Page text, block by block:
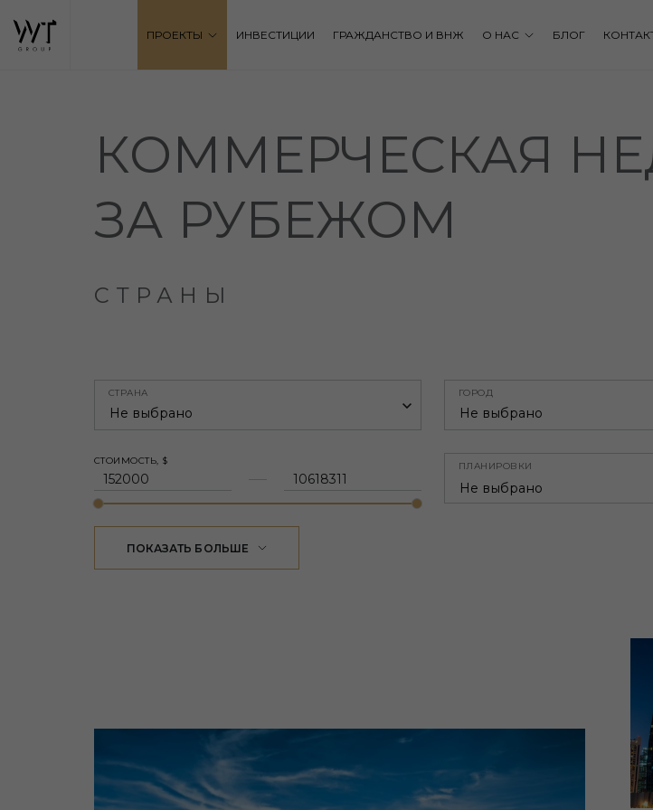
ПРОЕКТЫ ИНВЕСТИЦИИ ГРАЖДАНСТВО И ВНЖ О НАС БЛОГ
КОММЕРЧЕСКАЯ
ЗА РУБЕЖОМ
СТРАНЫ
СТРАНА
Не выбрано
ГОРОД
Не выбрано
СТОИМОСТЬ, $ ПЛАНИРОВКИ
Не выбрано
ПОКАЗАТЬ БОЛЬШЕ